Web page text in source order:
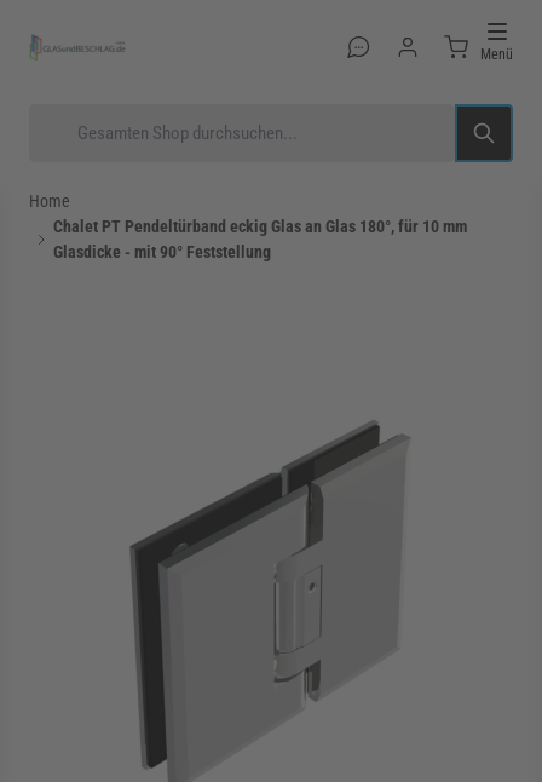
Menü
für Kategorie Beschläge anzeigen
für Kategorie Zargen anzeigen
für Kategorie Aussenverglasung
für Kategorie Angebote anzeigen
Home
Chalet PT Pendeltürband eckig Glas an Glas 180°, für 10 mm
Glasdicke - mit 90° Feststellung